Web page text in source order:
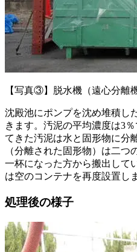
【写真③】脱水機（遠心分
沈殿池にポンプを沈め堆積し
きます。汚泥の平均濃度は3
てきた汚泥は水と固形物に分
（分離された固形物）は二つ
一杯になった方から搬出して
は空のコンテナを再度設置し
処理後の様子